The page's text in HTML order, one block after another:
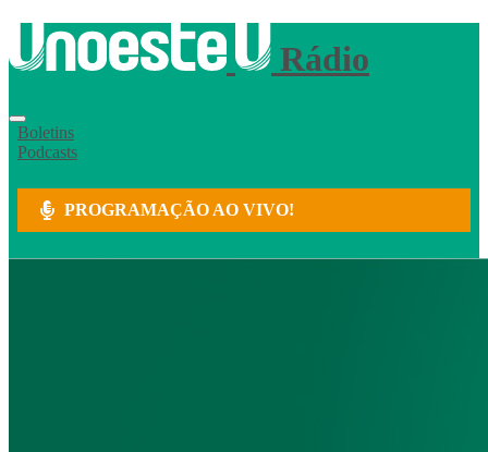
Rádio
Boletins
Podcasts
PROGRAMAÇÃO AO VIVO!